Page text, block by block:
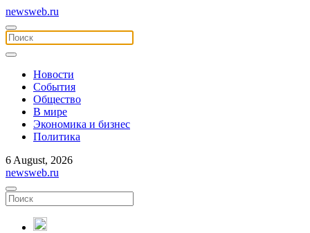
newsweb.ru
Новости
События
Общество
В мире
Экономика и бизнес
Политика
6 August, 2026
newsweb.ru